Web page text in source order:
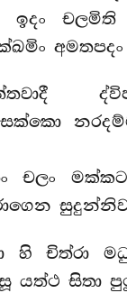
ඉදං චලමිති
අමතපදං
චලං
හි චිත්රා
යත්ථ සිතා